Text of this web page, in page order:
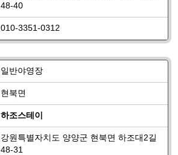
48-40
010-3351-0312
일반야영장
현북면
하조스테이
강원특별자치도 양양군 현북면 하조대2길
48-31